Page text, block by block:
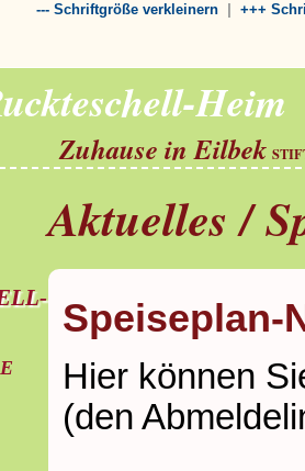
--- Schriftgröße verkleinern | +++
Heim
Zuhause in Eilbek
Aktuelles /
Speiseplan-
Hier können
(den